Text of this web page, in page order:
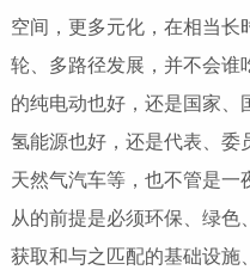
空间，更多元化，在相当长
轮、多路径发展，并不会谁
的纯电动也好，还是国家
氢能源也好，还是代表、委
天然气汽车等，也不管是一
从的前提是必须环保、绿色
获取和与之匹配的基础设施